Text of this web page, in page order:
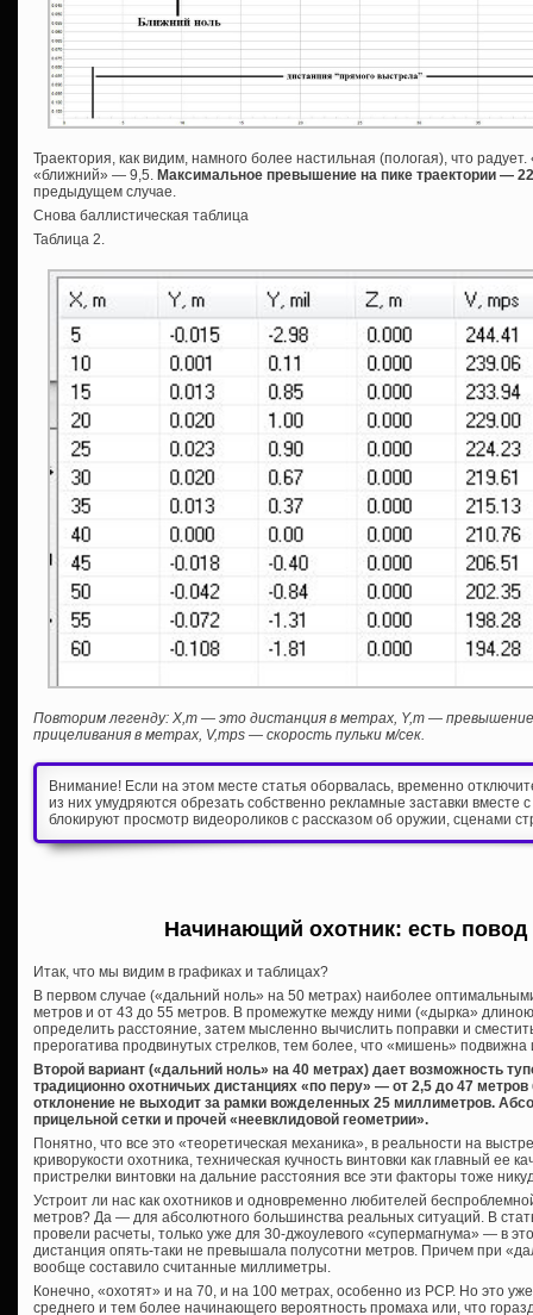
Траектория, как видим, намного более настильная (пологая), что
«ближний» — 9,5. Максимальное превышение на пике траектории —
предыдущем случае.
Снова баллистическая таблица
Таблица 2.
Повторим легенду: Х,m — это дистанция в метрах, Y,m —
прицеливания в метрах, V,mps — скорость пульки м/сек.
Внимание! Если на этом месте статья оборвалась, временно
из них умудряются обрезать собственно рекламные заставки вместе
блокируют просмотр видеороликов с рассказом об оружии, сценами
Начинающий охотник: есть
Итак, что мы видим в графиках и таблицах?
В первом случае («дальний ноль» на 50 метрах) наиболее
метров и от 43 до 55 метров. В промежутке между ними («дырка»
определить расстояние, затем мысленно вычислить поправки и
прерогатива продвинутых стрелков, тем более, что «мишень» подвижна
Второй вариант («дальний ноль» на 40 метрах) дает возможность
традиционно охотничьих дистанциях «по перу» — от 2,5 до 47
отклонение не выходит за рамки вожделенных 25 миллиметров.
прицельной сетки и прочей «неевклидовой геометрии».
Понятно, что все это «теоретическая механика», в реальности на
криворукости охотника, техническая кучность винтовки как главный ее
пристрелки винтовки на дальние расстояния все эти факторы тоже
Устроит ли нас как охотников и одновременно любителей
метров? Да — для абсолютного большинства реальных ситуаций. В
провели расчеты, только уже для 30-джоулевого «супермагнума» — в
дистанция опять-таки не превышала полусотни метров. Причем при
вообще составило считанные миллиметры.
Конечно, «охотят» и на 70, и на 100 метрах, особенно из PCP. Но это
среднего и тем более начинающего вероятность промаха или, что